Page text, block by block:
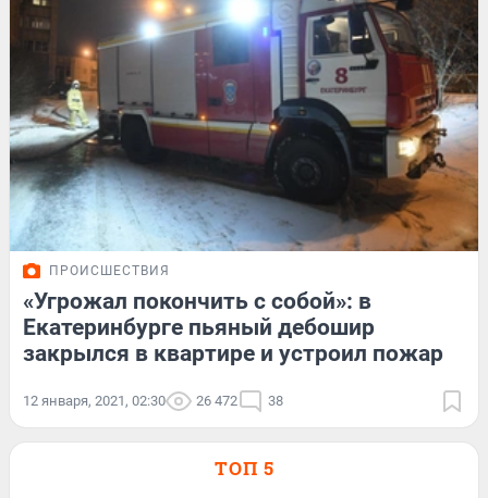
ПРОИСШЕСТВИЯ
«Угрожал покончить с собой»: в
Екатеринбурге пьяный дебошир
закрылся в квартире и устроил пожар
12 января, 2021, 02:30 26 472 38
ТОП 5